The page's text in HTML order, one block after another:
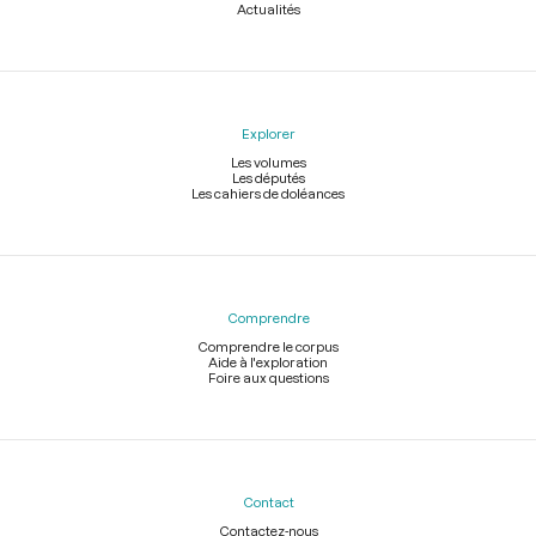
Actualités
Explorer
Les volumes
Les députés
Les cahiers de doléances
Comprendre
Comprendre le corpus
Aide à l'exploration
Foire aux questions
Contact
Contactez-nous